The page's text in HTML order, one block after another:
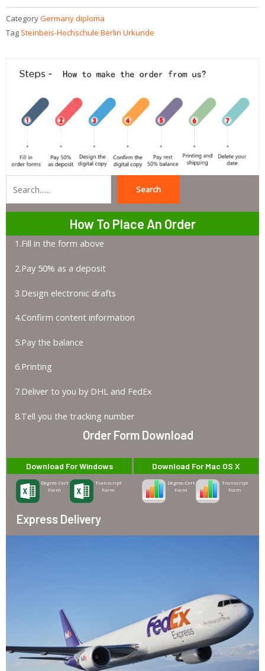
CategoryGermany diploma
Tag Steinbeis-Hochschule Berlin Urkunde
Search
How To Place An Order
1.Fill in the form above
2.Pay 50% as a deposit
3.Design electronic drafts
4.Confirm content information
5.Pay the balance
6.Printing
7.Deliver to you by DHL and FedEx
8.Tell you the tracking number
Order Form Download
Download For Windows
Degree-Cert
Form
Transcript
Form
Download For Mac OS X
Degree-Cert
Form
Transcript
Form
Express Delivery